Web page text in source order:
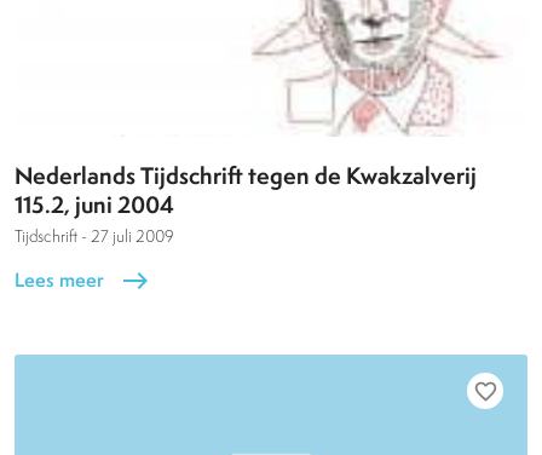
Nederlands Tijdschrift tegen de Kwakzalverij
115.2, juni 2004
Tijdschrift - 27 juli 2009
Lees meer east
favorite_border